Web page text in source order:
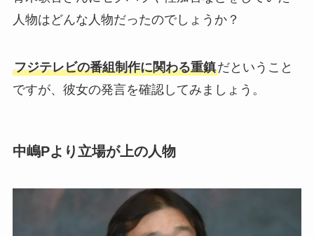
人物はどんな人物だったのでしょうか？
フジテレビの番組制作に関わる重鎮だということ
ですが、彼女の発言を確認してみましょう。
中嶋Pより立場が上の人物